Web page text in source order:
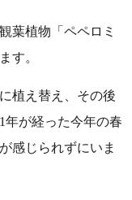
葉植物「ペペロミ
す。
植え替え、その後
年が経った今年の春
感じられずにいま